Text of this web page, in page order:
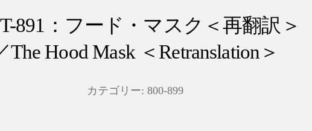
891：フード・マスク＜再翻訳＞
The Hood Mask ＜Retranslation＞
カテゴリー: 800-899